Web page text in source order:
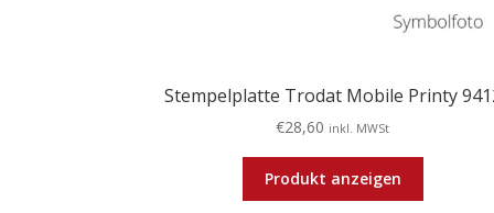
Stempelplatte Trodat Mobile Printy
€28,60 inkl. MWSt
Produkt anzeigen